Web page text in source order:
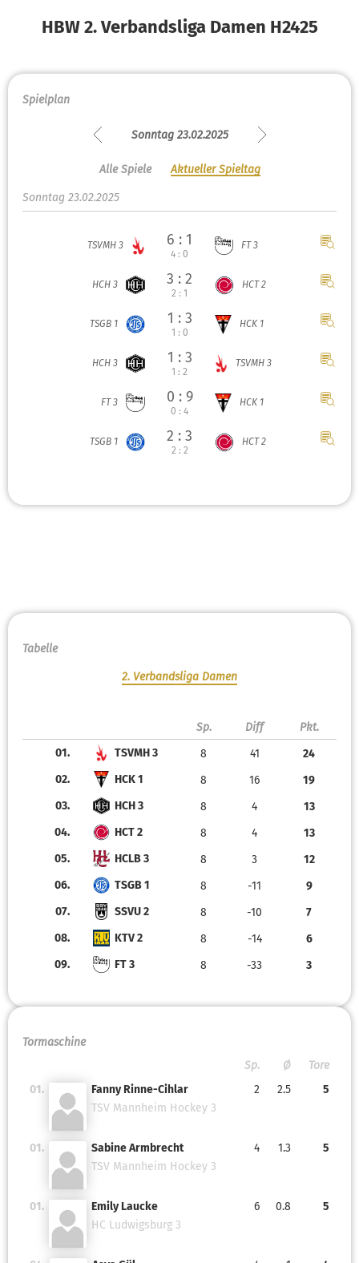
HBW 2. Verbandsliga Damen H2425
Spielplan
Sonntag 23.02.2025
Alle Spiele Aktueller Spieltag
Sonntag 23.02.2025
TSVMH 3 6 : 1
4 : 0
FT 3
HCH 3 3 : 2
2 : 1
HCT 2
TSGB 1 1 : 3
1 : 0
HCK 1
HCH 3 1 : 3
1 : 2
TSVMH 3
FT 3 0 : 9
0 : 4
HCK 1
TSGB 1 2 : 3
2 : 2
HCT 2
Tabelle
2. Verbandsliga Damen
Sp. Diff
Pkt.
01.
TSVMH 3 8 41
24
02.
HCK 1 8 16
19
03.
HCH 3 8 4
13
04.
HCT 2 8 4
13
05.
HCLB 3 8 3
12
06.
TSGB 1 8 -11
9
07.
SSVU 2 8 -10
7
08.
KTV 2 8 -14
6
09.
FT 3 8 -33 3
Tormaschine
Sp.
Ø
Tore
01.
Fanny Rinne-Cihlar
TSV Mannheim Hockey 3
2 2.5 5
01.
Sabine Armbrecht
TSV Mannheim Hockey 3
4 1.3 5
01.
Emily Laucke
HC Ludwigsburg 3
6 0.8 5